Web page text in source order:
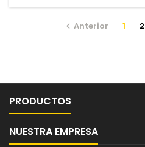
 Anterior 1 2
PRODUCTOS
NUESTRA EMPRESA